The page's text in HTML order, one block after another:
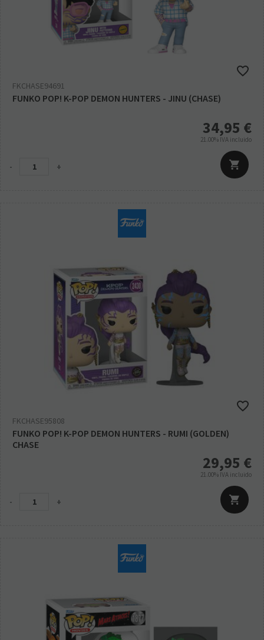
FKCHASE94691
FUNKO POP! K-POP DEMON HUNTERS - JINU (CHASE)
34,95 €
21.00% IVA incluido
- +
FKCHASE95808
FUNKO POP! K-POP DEMON HUNTERS - RUMI (GOLDEN)
CHASE
29,95 €
21.00% IVA incluido
- +